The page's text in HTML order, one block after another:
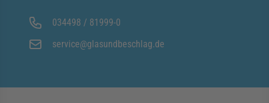
034498 / 81999-0
service@glasundbeschlag.de